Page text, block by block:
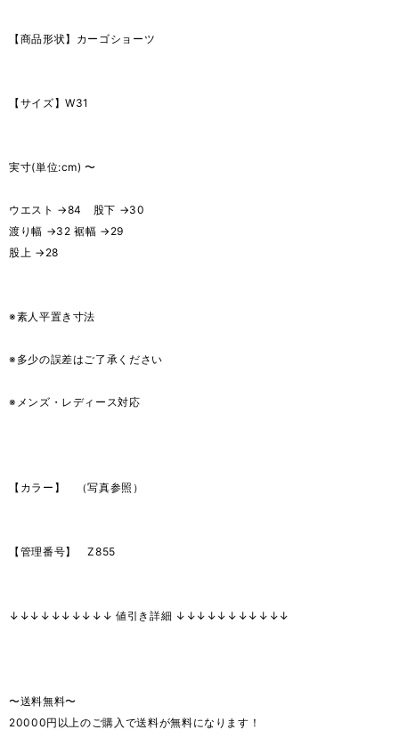
【商品形状】カーゴショーツ
【サイズ】W31
実寸(単位:cm) 〜
ウエスト →84 股下 →30
渡り幅 →32 裾幅 →29
股上 →28
※素人平置き寸法
※多少の誤差はご了承ください
※メンズ・レディース対応
【カラー】 （写真参照）
【管理番号】 Z855
↓↓↓↓↓↓↓↓↓↓ 値引き詳細 ↓↓↓↓↓↓↓↓↓↓↓
〜送料無料〜
20000円以上のご購入で送料が無料になります！